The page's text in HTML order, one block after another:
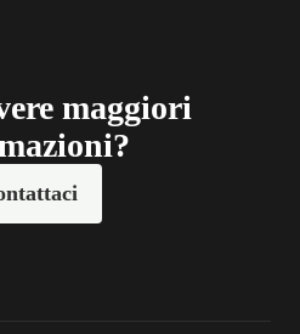
maggiori